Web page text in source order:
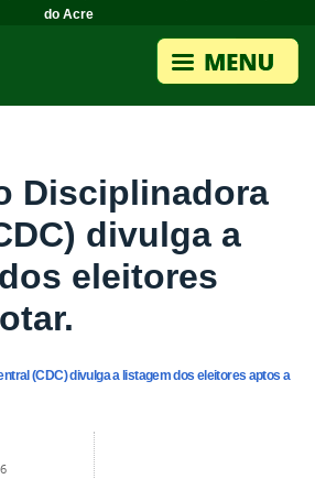
do Acre
Disciplinadora
divulga a
eleitores
(CDC) divulga a listagem dos eleitores aptos a